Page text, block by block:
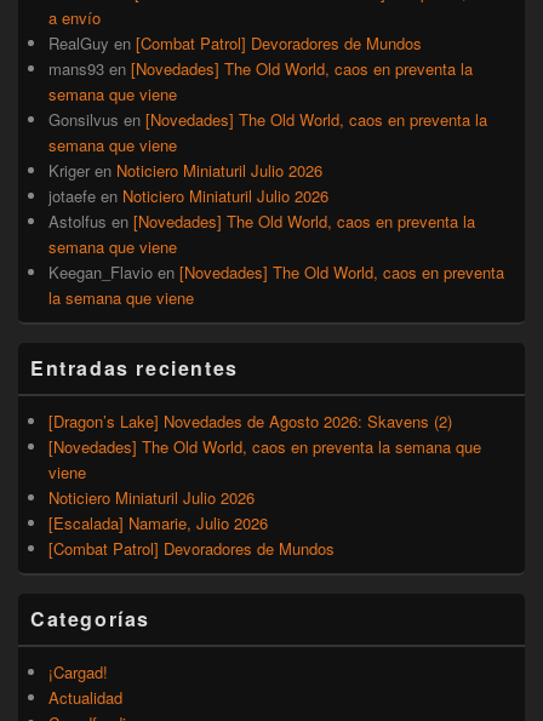
a envío
RealGuy en [Combat Patrol] Devoradores de Mundos
mans93 en [Novedades] The Old World, caos en preventa la
semana que viene
Gonsilvus en [Novedades] The Old World, caos en preventa la
semana que viene
Kriger en Noticiero Miniaturil Julio 2026
jotaefe en Noticiero Miniaturil Julio 2026
Astolfus en [Novedades] The Old World, caos en preventa la
semana que viene
Keegan_Flavio en [Novedades] The Old World, caos en preventa
la semana que viene
Entradas recientes
[Dragon’s Lake] Novedades de Agosto 2026: Skavens (2)
[Novedades] The Old World, caos en preventa la semana que
viene
Noticiero Miniaturil Julio 2026
[Escalada] Namarie, Julio 2026
[Combat Patrol] Devoradores de Mundos
Categorías
¡Cargad!
Actualidad